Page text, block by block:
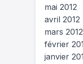
mai 2012
avril 2012
mars 2012
février
janvier